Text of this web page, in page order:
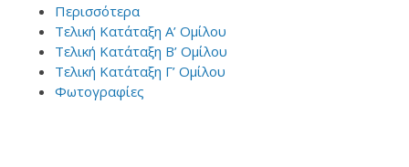
Περισσότερα
Τελική Κατάταξη Α’ Ομίλου
Τελική Κατάταξη Β’ Ομίλου
Τελική Κατάταξη Γ’ Ομίλου
Φωτογραφίες